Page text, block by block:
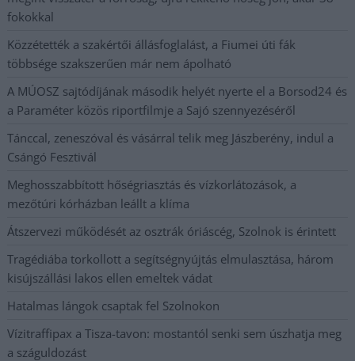
fokokkal
Közzétették a szakértői állásfoglalást, a Fiumei úti fák
többsége szakszerűen már nem ápolható
A MÚOSZ sajtódíjának második helyét nyerte el a Borsod24 és
a Paraméter közös riportfilmje a Sajó szennyezéséről
Tánccal, zeneszóval és vásárral telik meg Jászberény, indul a
Csángó Fesztivál
Meghosszabbított hőségriasztás és vízkorlátozások, a
mezőtúri kórházban leállt a klíma
Átszervezi működését az osztrák óriáscég, Szolnok is érintett
Tragédiába torkollott a segítségnyújtás elmulasztása, három
kisújszállási lakos ellen emeltek vádat
Hatalmas lángok csaptak fel Szolnokon
Vízitraffipax a Tisza-tavon: mostantól senki sem úszhatja meg
a száguldozást